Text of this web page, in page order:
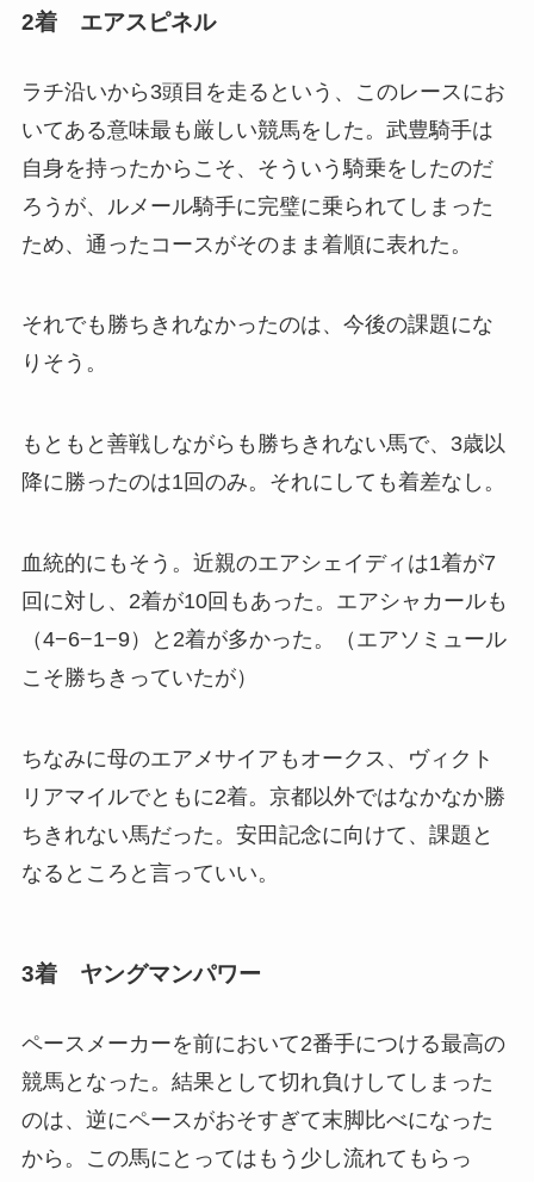
2着 エアスピネル
ラチ沿いから3頭目を走るという、このレースにお
いてある意味最も厳しい競馬をした。武豊騎手は
自身を持ったからこそ、そういう騎乗をしたのだ
ろうが、ルメール騎手に完璧に乗られてしまった
ため、通ったコースがそのまま着順に表れた。
それでも勝ちきれなかったのは、今後の課題にな
りそう。
もともと善戦しながらも勝ちきれない馬で、3歳以
降に勝ったのは1回のみ。それにしても着差なし。
血統的にもそう。近親のエアシェイディは1着が7
回に対し、2着が10回もあった。エアシャカールも
（4−6−1−9）と2着が多かった。（エアソミュール
こそ勝ちきっていたが）
ちなみに母のエアメサイアもオークス、ヴィクト
リアマイルでともに2着。京都以外ではなかなか勝
ちきれない馬だった。安田記念に向けて、課題と
なるところと言っていい。
3着 ヤングマンパワー
ペースメーカーを前において2番手につける最高の
競馬となった。結果として切れ負けしてしまった
のは、逆にペースがおそすぎて末脚比べになった
から。この馬にとってはもう少し流れてもらっ